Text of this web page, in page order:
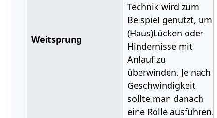
Weitsprung
Technik wird zum
Beispiel genutzt, um
(Haus)Lücken oder
Hindernisse mit
Anlauf zu
überwinden. Je nach
Geschwindigkeit
sollte man danach
eine Rolle ausführen.